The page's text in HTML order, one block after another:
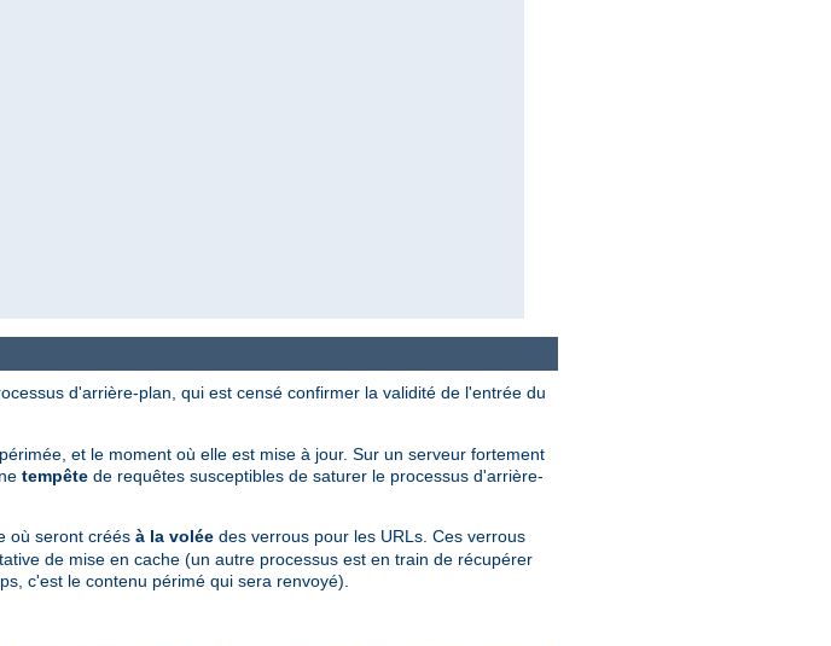
d'arrière-plan, qui est censé confirmer la validité de l'entrée du
et le moment où elle est mise à jour. Sur un serveur fortement
tempête de requêtes susceptibles de saturer le processus d'arrière-
où seront créés à la volée des verrous pour les URLs. Ces verrous
de mise en cache (un autre processus est en train de récupérer
c'est le contenu périmé qui sera renvoyé).